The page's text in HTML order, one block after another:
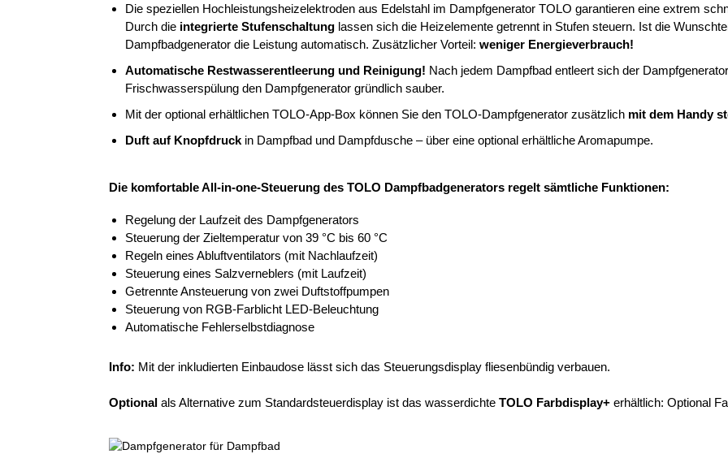
Die speziellen Hochleistungsheizelektroden aus Edelstahl im Dampfgenerator TOLO garantieren eine extrem
Durch die integrierte Stufenschaltung lassen sich die Heizelemente getrennt in Stufen steuern. Ist die
Dampfbadgenerator die Leistung automatisch. Zusätzlicher Vorteil: weniger Energieverbrauch!
Automatische Restwasserentleerung und Reinigung! Nach jedem Dampfbad entleert sich der
Frischwasserspülung den Dampfgenerator gründlich sauber.
Mit der optional erhältlichen TOLO-App-Box können Sie den TOLO-Dampfgenerator zusätzlich mit dem Handy
Duft auf Knopfdruck in Dampfbad und Dampfdusche – über eine optional erhältliche Aromapumpe.
Die komfortable All-in-one-Steuerung des TOLO Dampfbadgenerators regelt sämtliche Funktionen:
Regelung der Laufzeit des Dampfgenerators
Steuerung der Zieltemperatur von 39 °C bis 60 °C
Regeln eines Abluftventilators (mit Nachlaufzeit)
Steuerung eines Salzverneblers (mit Laufzeit)
Getrennte Ansteuerung von zwei Duftstoffpumpen
Steuerung von RGB-Farblicht LED-Beleuchtung
Automatische Fehlerselbstdiagnose
Info: Mit der inkludierten Einbaudose lässt sich das Steuerungsdisplay fliesenbündig verbauen.
Optional als Alternative zum Standardsteuerdisplay ist das wasserdichte TOLO Farbdisplay+ erhältlich: Optional